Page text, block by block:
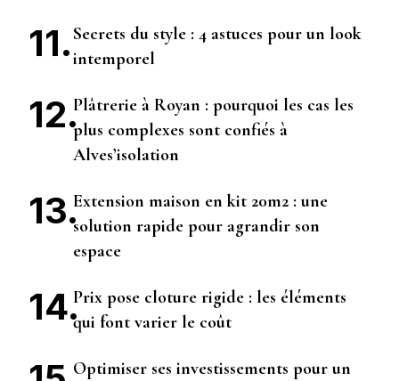
Secrets du style : 4 astuces pour un look
intemporel
Plâtrerie à Royan : pourquoi les cas les
plus complexes sont confiés à
Alves’isolation
Extension maison en kit 20m2 : une
solution rapide pour agrandir son
espace
Prix pose cloture rigide : les éléments
qui font varier le coût
Optimiser ses investissements pour un